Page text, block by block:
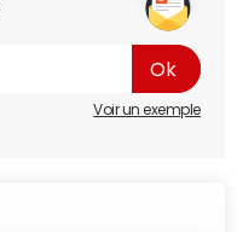
Voir un exemple